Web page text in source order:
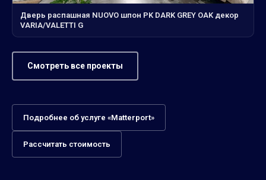
Дверь распашная NUOVO шпон PK DARK GREY OAK декор
VARIA/VALETTI G
Смотреть все проекты
Подробнее об услуге «Matterport»
Рассчитать стоимость